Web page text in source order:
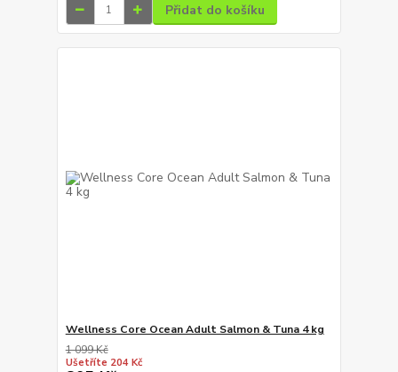
Přidat do košíku
Wellness Core Ocean Adult Salmon & Tuna 4 kg
1 099 Kč
Ušetříte 204 Kč